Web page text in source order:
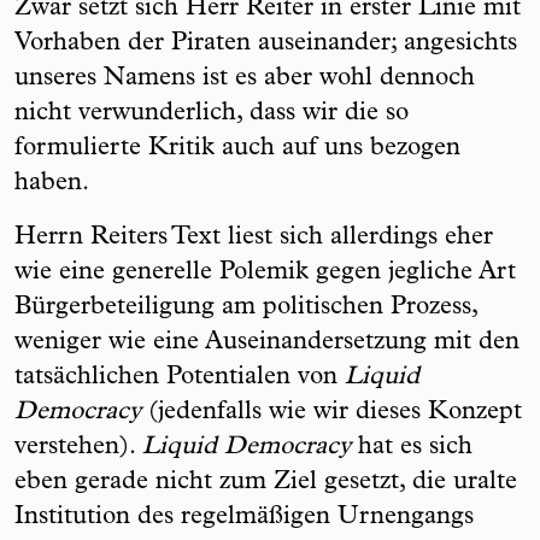
Zwar setzt sich Herr Reiter in erster Linie mit
Vorhaben der Piraten auseinander; angesichts
unseres Namens ist es aber wohl dennoch
nicht verwunderlich, dass wir die so
formulierte Kritik auch auf uns bezogen
haben.
Herrn Reiters Text liest sich allerdings eher
wie eine generelle Polemik gegen jegliche Art
Bürgerbeteiligung am politischen Prozess,
weniger wie eine Auseinandersetzung mit den
tatsächlichen Potentialen von Liquid
Democracy(jedenfalls wie wir dieses Konzept
verstehen). Liquid Democracyhat es sich
eben gerade nicht zum Ziel gesetzt, die uralte
Institution des regelmäßigen Urnengangs